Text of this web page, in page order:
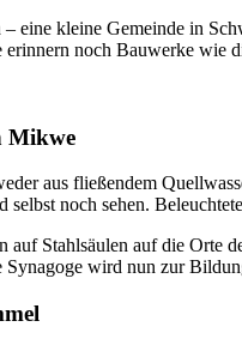
eine kleine Gemeinde in
erinnern noch Bauwerke
Mikwe
aus fließendem
selbst noch sehen.
Stahlsäulen auf die Orte
wird nun zur